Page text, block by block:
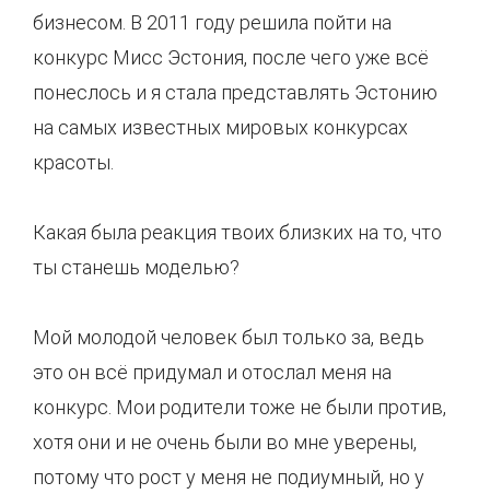
бизнесом. В 2011 году решила пойти на
конкурс Мисс Эстония, после чего уже всё
понеслось и я стала представлять Эстонию
на самых известных мировых конкурсах
красоты.
Какая была реакция твоих близких на то, что
ты станешь моделью?
Мой молодой человек был только за, ведь
это он всё придумал и отослал меня на
конкурс. Мои родители тоже не были против,
хотя они и не очень были во мне уверены,
потому что рост у меня не подиумный, но у